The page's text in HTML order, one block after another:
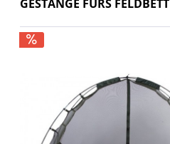
GESTÄNGE FÜRS FELDBETT